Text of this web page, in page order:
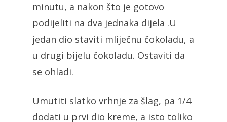
minutu, a nakon što je gotovo
podijeliti na dva jednaka dijela .U
jedan dio staviti mliječnu čokoladu, a
u drugi bijelu čokoladu. Ostaviti da
se ohladi.
Umutiti slatko vrhnje za šlag, pa 1/4
dodati u prvi dio kreme, a isto toliko